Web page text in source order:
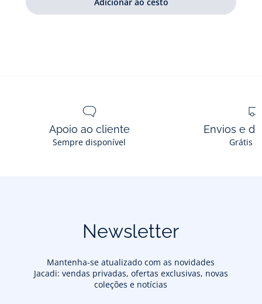
Apoio ao cliente
Sempre disponível
Envios e
Grátis
Newsletter
Mantenha-se atualizado com as novidades
Jacadi: vendas privadas, ofertas exclusivas, novas
coleções e notícias